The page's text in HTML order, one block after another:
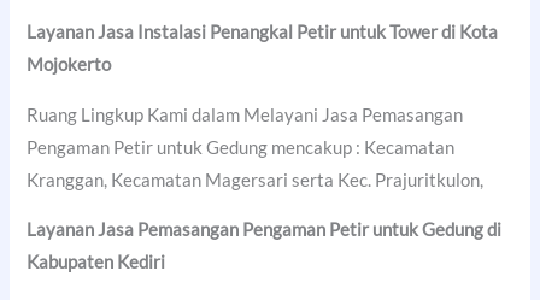
Layanan Jasa Instalasi Penangkal Petir untuk Tower di Kota
Mojokerto
Ruang Lingkup Kami dalam Melayani Jasa Pemasangan
Pengaman Petir untuk Gedung mencakup : Kecamatan
Kranggan, Kecamatan Magersari serta Kec. Prajuritkulon,
Layanan Jasa Pemasangan Pengaman Petir untuk Gedung di
Kabupaten Kediri